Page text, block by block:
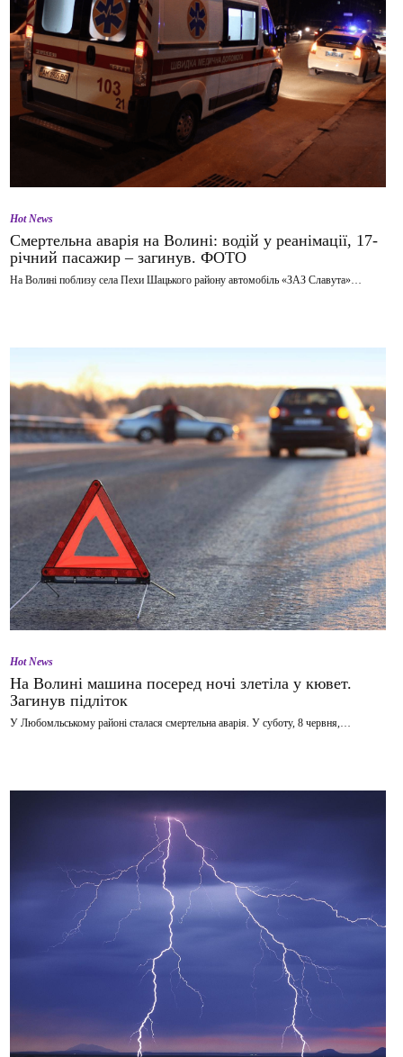
Hot News
Смертельна аварія на Волині: водій у реанімації, 17-
річний пасажир – загинув. ФОТО
На Волині поблизу села Пехи Шацького району автомобіль «ЗАЗ Славута»…
Hot News
На Волині машина посеред ночі злетіла у кювет.
Загинув підліток
У Любомльському районі сталася смертельна аварія. У суботу, 8 червня,…